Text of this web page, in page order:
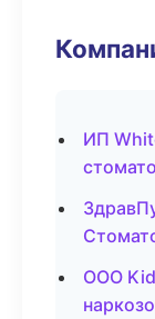
ИП
ООО